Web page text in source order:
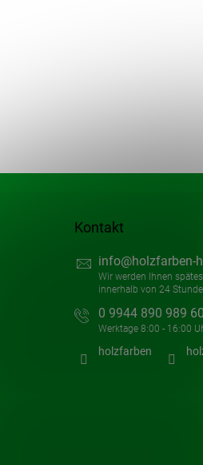
Kontakt
info@holzfarben-
0 9944 890 989 60
holzfarben